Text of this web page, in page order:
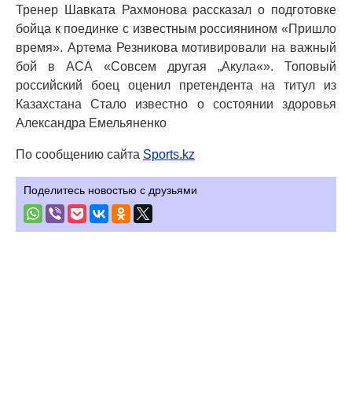
Тренер Шавката Рахмонова рассказал о подготовке
бойца к поединке с известным россиянином «Пришло
время». Артема Резникова мотивировали на важный
бой в ACA «Совсем другая „Акула«». Топовый
российский боец оценил претендента на титул из
Казахстана Стало известно о состоянии здоровья
Александра Емельяненко
По сообщению сайта Sports.kz
Поделитесь новостью с друзьями